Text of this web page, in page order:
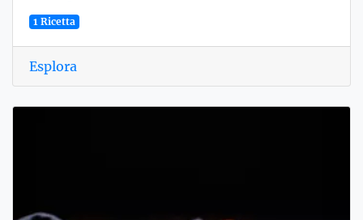
1 Ricetta
Esplora